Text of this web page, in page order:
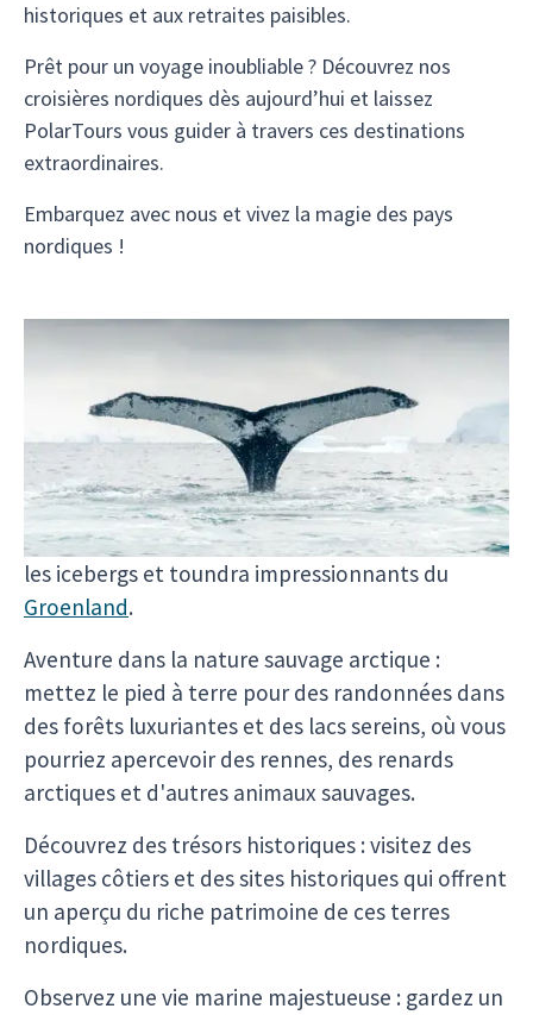
historiques et aux retraites paisibles.
Prêt pour un voyage inoubliable ? Découvrez nos
croisières nordiques dès aujourd’hui et laissez
PolarTours vous guider à travers ces destinations
extraordinaires.
Embarquez avec nous et vivez la magie des pays
nordiques !
Rendez-vous sur une croisière en petit navire à
travers la région nordique et découvrez sa
beauté à couper le souffle et son charme unique.
Voici un aperçu de ce qui vous attend :
Explorez des paysages époustouflants : naviguez
à travers les terrains volcaniques del'Islande
et
les icebergs et toundra impressionnants du
Groenland.
Aventure dans la nature sauvage arctique :
mettez le pied à terre pour des randonnées dans
des forêts luxuriantes et des lacs sereins, où vous
pourriez apercevoir des rennes, des renards
arctiques et d'autres animaux sauvages.
Découvrez des trésors historiques : visitez des
villages côtiers et des sites historiques qui offrent
un aperçu du riche patrimoine de ces terres
nordiques.
Observez une vie marine majestueuse : gardez un